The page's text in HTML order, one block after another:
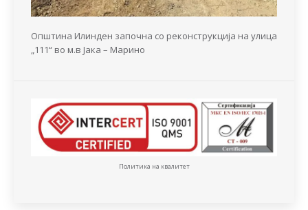
Општина Илинден започна со реконструкција на улица
„111“ во м.в Јака – Марино
Политика на квалитет